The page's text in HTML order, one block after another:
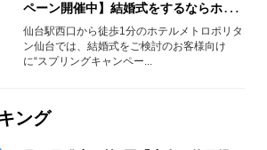
ペーン開催中】結婚式をするならホテ
ルメトロポリタン仙台へ行こう！！
仙台駅西口から徒歩1分のホテルメトロポリタ
ン仙台では、結婚式をご検討のお客様向け
に“スプリングキャンペー...
ング